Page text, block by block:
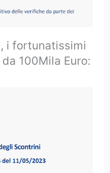
i fortunatissimi
100Mila Euro: